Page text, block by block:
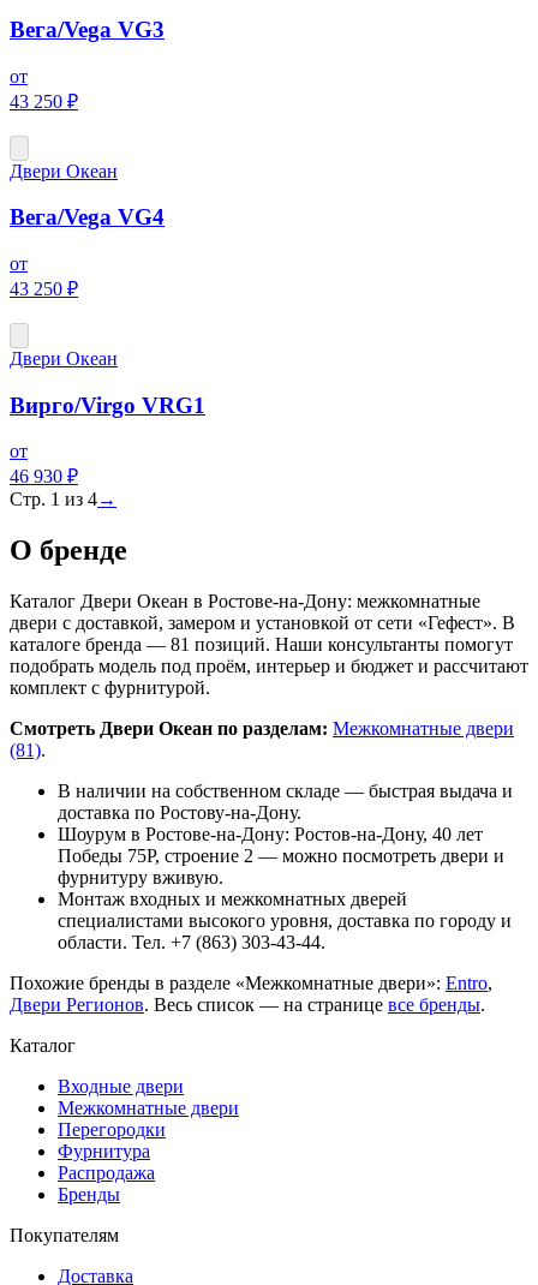
Вега/Vega VG3
от
43 250 ₽
Двери Океан
Вега/Vega VG4
от
43 250 ₽
Двери Океан
Вирго/Virgo VRG1
от
46 930 ₽
Стр. 1 из 4→
О бренде
Каталог Двери Океан в Ростове-на-Дону: межкомнатные
двери с доставкой, замером и установкой от сети «Гефест». В
каталоге бренда — 81 позиций. Наши консультанты помогут
подобрать модель под проём, интерьер и бюджет и рассчитают
комплект с фурнитурой.
Смотреть Двери Океан по разделам: Межкомнатные двери
(81).
В наличии на собственном складе — быстрая выдача и
доставка по Ростову-на-Дону.
Шоурум в Ростове-на-Дону: Ростов-на-Дону, 40 лет
Победы 75Р, строение 2 — можно посмотреть двери и
фурнитуру вживую.
Монтаж входных и межкомнатных дверей
специалистами высокого уровня, доставка по городу и
области. Тел. +7 (863) 303-43-44.
Похожие бренды в разделе «Межкомнатные двери»: Entro,
Двери Регионов. Весь список — на странице все бренды.
Каталог
Входные двери
Межкомнатные двери
Перегородки
Фурнитура
Распродажа
Бренды
Покупателям
Доставка